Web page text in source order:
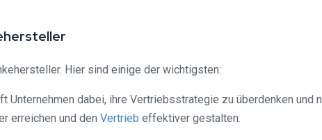
Hier sind einige der wichtigsten:
dabei, ihre Vertriebsstrategie zu überdenken und
erreichen und den Vertrieb effektiver gestalten.